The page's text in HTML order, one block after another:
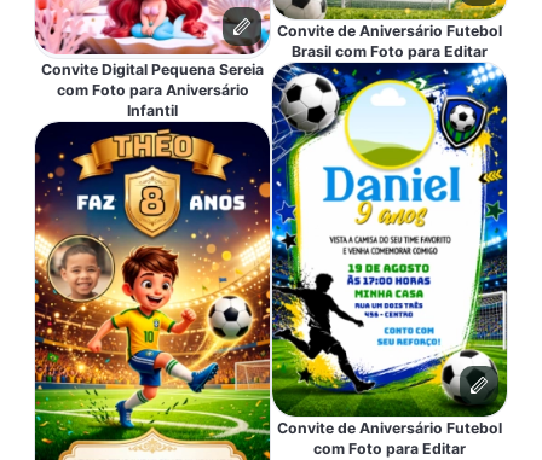
Convite Digital Pequena Sereia
com Foto para Aniversário
Infantil
Convite de Aniversário Futebol
Brasil com Foto para Editar
Convite de Aniversário Futebol
com Foto para Editar